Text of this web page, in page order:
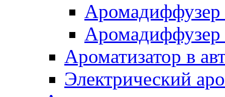
Ароматизатор в
Электрический